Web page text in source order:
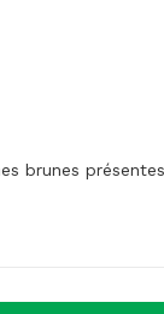
brunes